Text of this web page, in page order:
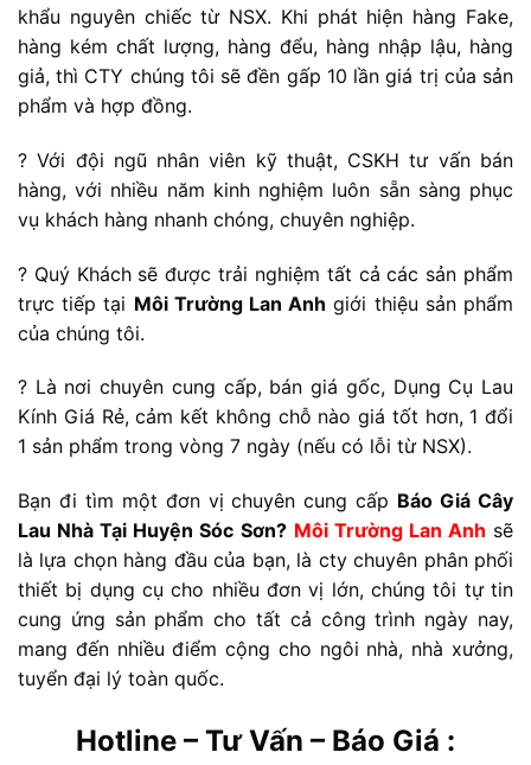
khẩu nguyên chiếc từ NSX. Khi phát hiện hàng Fake,
hàng kém chất lượng, hàng đểu, hàng nhập lậu, hàng
giả, thì CTY chúng tôi sẽ đền gấp 10 lần giá trị của sản
phẩm và hợp đồng.
? Với đội ngũ nhân viên kỹ thuật, CSKH tư vấn bán
hàng, với nhiều năm kinh nghiệm luôn sẵn sàng phục
vụ khách hàng nhanh chóng, chuyên nghiệp.
? Quý Khách sẽ được trải nghiệm tất cả các sản phẩm
trực tiếp tại Môi Trường Lan Anh giới thiệu sản phẩm
của chúng tôi.
? Là nơi chuyên cung cấp, bán giá gốc, Dụng Cụ Lau
Kính Giá Rẻ, cảm kết không chỗ nào giá tốt hơn, 1 đổi
1 sản phẩm trong vòng 7 ngày (nếu có lỗi từ NSX).
Bạn đi tìm một đơn vị chuyên cung cấp Báo Giá Cây
Lau Nhà Tại Huyện Sóc Sơn? Môi Trường Lan Anh sẽ
là lựa chọn hàng đầu của bạn, là cty chuyên phân phối
thiết bị dụng cụ cho nhiều đơn vị lớn, chúng tôi tự tin
cung ứng sản phẩm cho tất cả công trình ngày nay,
mang đến nhiều điểm cộng cho ngôi nhà, nhà xưởng,
tuyển đại lý toàn quốc.
Hotline – Tư Vấn – Báo Giá :